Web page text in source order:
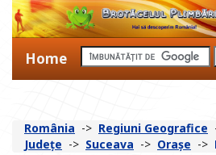
Home
România -> Regiuni Geografice
Județe -> Suceava -> Orașe ->